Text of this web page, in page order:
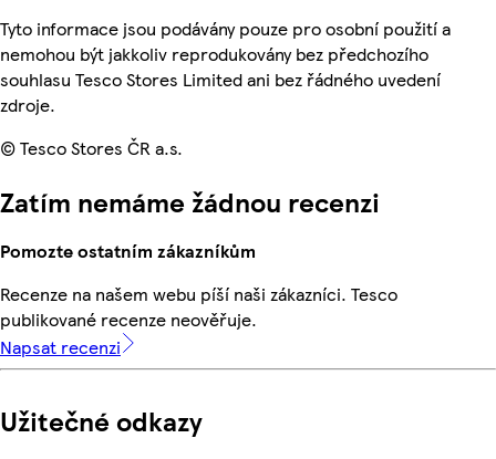
Tyto informace jsou podávány pouze pro osobní použití a
nemohou být jakkoliv reprodukovány bez předchozího
souhlasu Tesco Stores Limited ani bez řádného uvedení
zdroje.
© Tesco Stores ČR a.s.
Zatím nemáme žádnou recenzi
Pomozte ostatním zákazníkům
Recenze na našem webu píší naši zákazníci. Tesco
publikované recenze neověřuje.
Napsat recenzi
Užitečné odkazy